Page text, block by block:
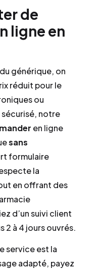
de
ligne en
générique, on
réduit pour le
ou
sécurisé, notre
en ligne
sans
formulaire
la
en offrant des
d’un suivi client
2 à 4 jours ouvrés.
service est la
adapté, payez